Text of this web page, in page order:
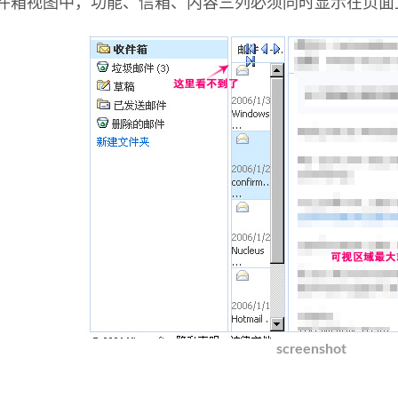
箱视图中，功能、信箱、内容三列必须同时显示在页面
screenshot